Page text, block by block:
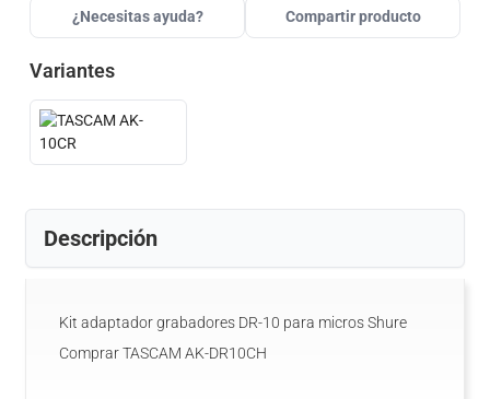
¿Necesitas ayuda? Compartir producto
Variantes
Descripción
Kit adaptador grabadores DR-10 para micros Shure
Comprar TASCAM AK-DR10CH